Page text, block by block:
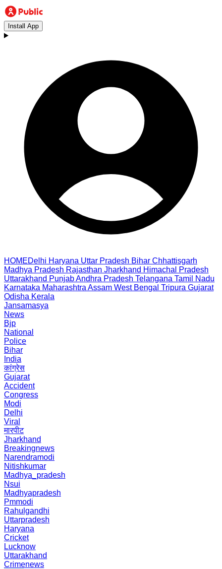
Install App
HOMEDelhi Haryana Uttar Pradesh Bihar Chhattisgarh
Madhya Pradesh Rajasthan Jharkhand Himachal Pradesh
Uttarakhand PunjabAndhra Pradesh Telangana Tamil Nadu
Karnataka Maharashtra Assam West Bengal Tripura Gujarat
Odisha Kerala
Jansamasya
News
Bjp
National
Police
Bihar
India
कांग्रेस
Gujarat
Accident
Congress
Modi
Delhi
Viral
मारपीट
Jharkhand
Breakingnews
Narendramodi
Nitishkumar
Madhya_pradesh
Nsui
Madhyapradesh
Pmmodi
Rahulgandhi
Uttarpradesh
Haryana
Cricket
Lucknow
Uttarakhand
Crimenews